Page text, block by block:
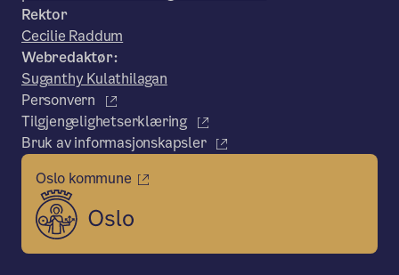
Rektor
Cecilie Raddum
Webredaktør:
Suganthy Kulathilagan
Personvern
Tilgjengelighetserklæring
Bruk av informasjonskapsler
Oslo kommune